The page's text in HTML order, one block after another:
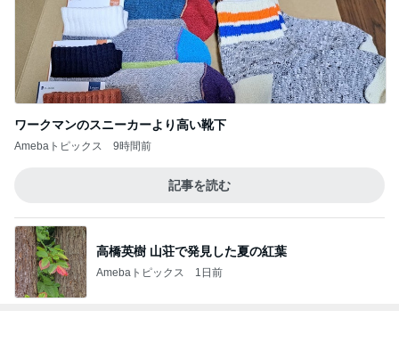
ワークマンのスニーカーより高い靴下
Amebaトピックス 9時間前
記事を読む
高橋英樹 山荘で発見した夏の紅葉
Amebaトピックス 1日前